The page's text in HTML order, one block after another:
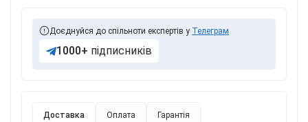
Доставка Оплата Гарантія
Доєднуйся до спільноти експертів у Телеграм
1000+ підписників